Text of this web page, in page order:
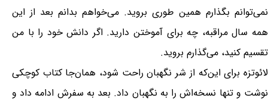
نمی‌توانم بگذارم همین طوری بروید. می‌خواهم بدانم بعد از این
همه سال مراقبه، چه برای آموختن دارید. اگر دانش خود را با من
تقسیم کنید، می‌گذارم بروید.
لائوتزه برای این‌که از شر نگهبان راحت شود، همان‌جا کتاب کوچکی
نوشت و تنها نسخه‌اش را به نگهبان داد. بعد به سفرش ادامه داد و